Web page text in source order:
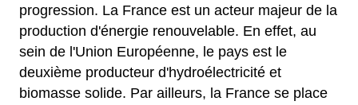
progression. La France est un acteur majeur de la
production d'énergie renouvelable. En effet, au
sein de l'Union Européenne, le pays est le
deuxième producteur d'hydroélectricité et
biomasse solide. Par ailleurs, la France se place